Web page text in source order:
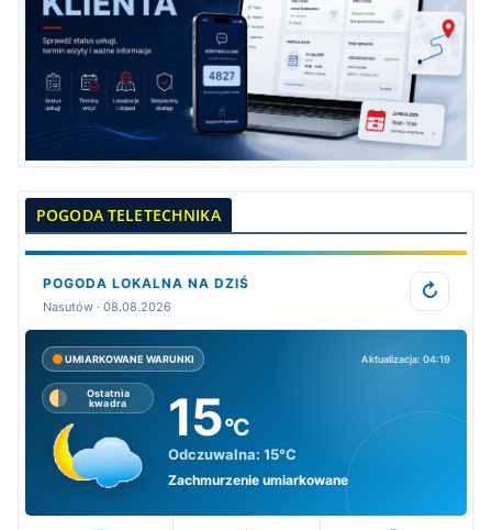
POGODA TELETECHNIKA
POGODA LOKALNA NA DZIŚ
Nasutów · 08.08.2026
↻
UMIARKOWANE WARUNKI Aktualizacja: 04:19
Ostatnia
kwadra
15°C
Odczuwalna: 15°C
Zachmurzenie umiarkowane